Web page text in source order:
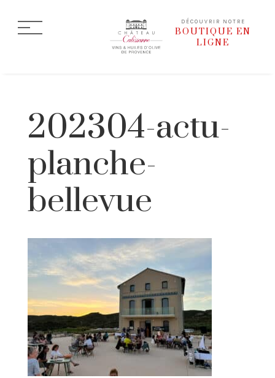
DÉCOUVRIR NOTRE
BOUTIQUE EN
LIGNE
202304-actu-
planche-
bellevue